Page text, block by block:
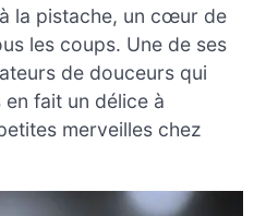
la pistache, un cœur de
les coups. Une de ses
de douceurs qui
fait un délice à
merveilles chez